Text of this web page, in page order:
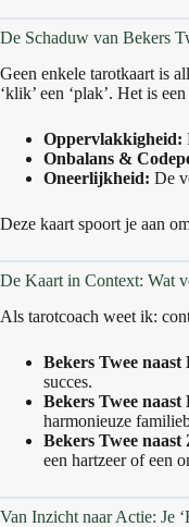
De Schaduw van Bekers
Geen enkele tarotkaart is
‘klik’ een ‘plak’. Het is
Oppervlakkigheid:
Onbalans &
Oneerlijkheid: De
Deze kaart spoort je aan
De Kaart in Context: Wat
Als tarotcoach weet ik:
Bekers Twee naast
succes.
Bekers Twee
harmonieuze
Bekers Twee
een hartzeer of een
Van Inzicht naar Actie: Je